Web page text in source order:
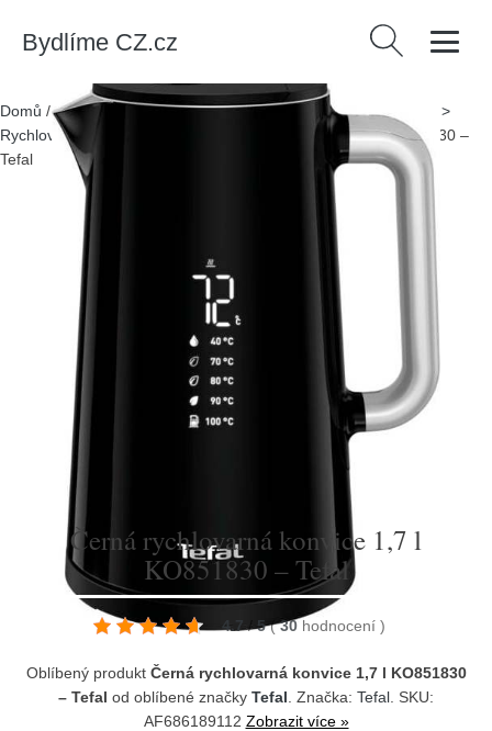
Bydlíme CZ.cz Vyhledávání
Domů /Produkty
> Kuchyně a jídelna > Kuchyňské spotřebiče >
Rychlovarné konvice
Černá rychlovarná konvice 1,7 l KO851830 –
Tefal
Černá rychlovarná konvice 1,7 l
KO851830 – Tefal
4.7 / 5 ( 30 hodnocení )
Oblíbený produkt Černá rychlovarná konvice 1,7 l KO851830
– Tefal od oblíbené značky Tefal . Značka: Tefal . SKU:
AF686189112 Zobrazit více »